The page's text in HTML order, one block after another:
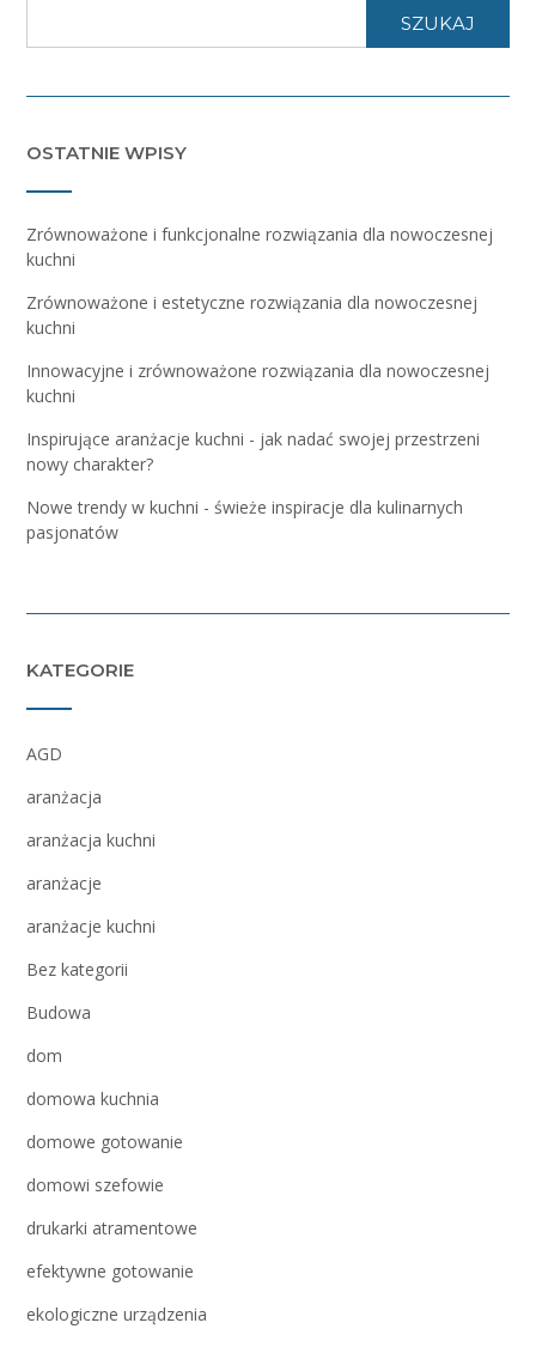
SZUKAJ
OSTATNIE WPISY
Zrównoważone i funkcjonalne rozwiązania dla nowoczesnej
kuchni
Zrównoważone i estetyczne rozwiązania dla nowoczesnej
kuchni
Innowacyjne i zrównoważone rozwiązania dla nowoczesnej
kuchni
Inspirujące aranżacje kuchni - jak nadać swojej przestrzeni
nowy charakter?
Nowe trendy w kuchni - świeże inspiracje dla kulinarnych
pasjonatów
KATEGORIE
AGD
aranżacja
aranżacja kuchni
aranżacje
aranżacje kuchni
Bez kategorii
Budowa
dom
domowa kuchnia
domowe gotowanie
domowi szefowie
drukarki atramentowe
efektywne gotowanie
ekologiczne urządzenia